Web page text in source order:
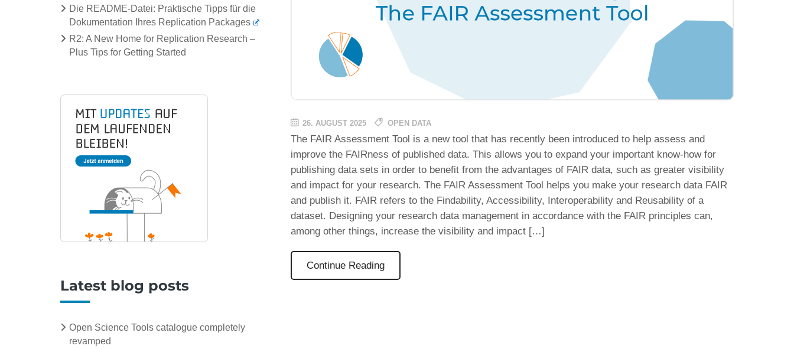
Die README-Datei: Praktische Tipps für die
Dokumentation Ihres Replication Packages
R2: A New Home for Replication Research –
Plus Tips for Getting Started
Latest blog posts
Open Science Tools catalogue completely
revamped
26. AUGUST 2025 OPEN DATA
The FAIR Assessment Tool is a new tool that has recently been introduced to help assess and
improve the FAIRness of published data. This allows you to expand your important know-how for
publishing data sets in order to benefit from the advantages of FAIR data, such as greater visibility
and impact for your research. The FAIR Assessment Tool helps you make your research data FAIR
and publish it. FAIR refers to the Findability, Accessibility, Interoperability and Reusability of a
dataset. Designing your research data management in accordance with the FAIR principles can,
among other things, increase the visibility and impact […]
Continue Reading